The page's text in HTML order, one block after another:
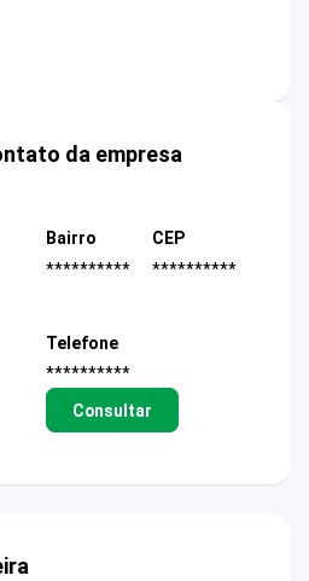
da empresa
Bairro
**********
CEP
**********
Telefone
**********
Consultar